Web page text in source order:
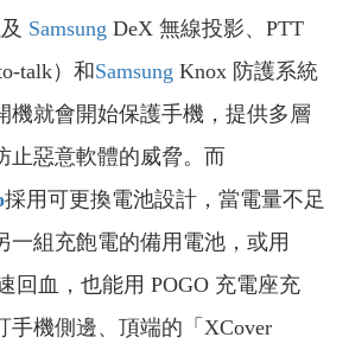
Samsung DeX 無線投影、PTT
talk）和Samsung Knox 防護系統
機就會開始保護手機，提供多層
止惡意軟體的威脅。而
採用可更換電池設計，當電量不足
一組充飽電的備用電池，或用
回血，也能用 POGO 充電座充
手機側邊、頂端的「XCover